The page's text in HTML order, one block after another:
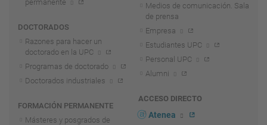
permanente
DOCTORADOS
Razones para hacer un
doctorado en la UPC
Programas de doctorado
Doctorados industriales
FORMACIÓN PERMANENTE
Másteres y posgrados de
Medios de comunicación. Sala
de prensa
Empresa
Estudiantes UPC
Personal UPC
Alumni
ACCESO DIRECTO
Atenea